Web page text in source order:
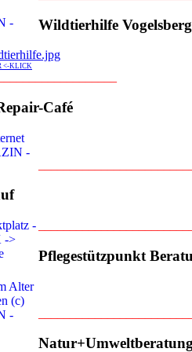
Wildtierhilfe Vogelsberg
<-KLICK
Café
Pflegestützpunkt